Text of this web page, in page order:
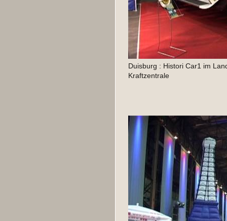
Duisburg : Histori Car1 im
Kraftzentrale